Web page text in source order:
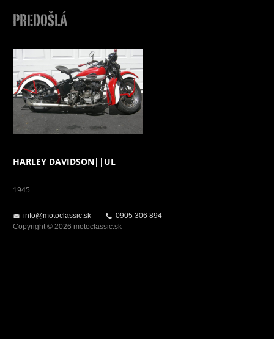
PREDOŠLÁ
HARLEY DAVIDSON||UL
1945
info@motoclassic.sk
0905 306 894
Copyright © 2026 motoclassic.sk